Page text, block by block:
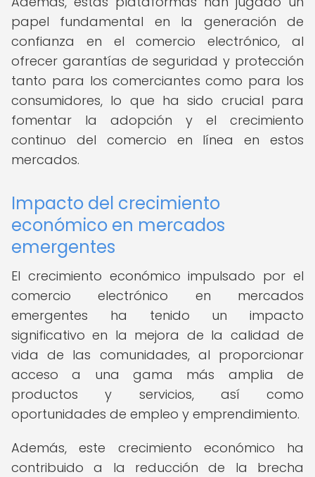
papel fundamental en la generación de
confianza en el comercio electrónico, al
ofrecer garantías de seguridad y protección
tanto para los comerciantes como para los
consumidores, lo que ha sido crucial para
fomentar la adopción y el crecimiento
continuo del comercio en línea en estos
mercados.
Impacto del crecimiento
económico en mercados
emergentes
El crecimiento económico impulsado por el
comercio electrónico en mercados
emergentes ha tenido un impacto
significativo en la mejora de la calidad de
vida de las comunidades, al proporcionar
acceso a una gama más amplia de
productos y servicios, así como
oportunidades de empleo y emprendimiento.
Además, este crecimiento económico ha
contribuido a la reducción de la brecha